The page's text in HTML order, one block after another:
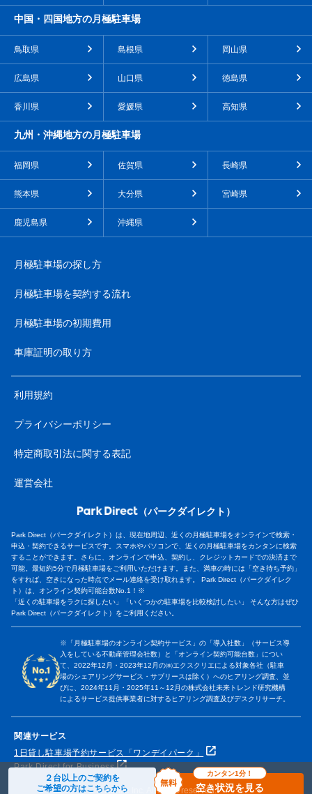
２台以上のご契約を
ご希望の方はこちらから
カンタン1分！
空き状況を見る
中国・四国地方の月極駐車場
鳥取県 島根県 岡山県
広島県 山口県 徳島県
香川県 愛媛県 高知県
九州・沖縄地方の月極駐車場
福岡県 佐賀県 長崎県
熊本県 大分県 宮崎県
鹿児島県 沖縄県
月極駐車場の探し方
月極駐車場を契約する流れ
月極駐車場の初期費用
車庫証明の取り方
利用規約
プライバシーポリシー
特定商取引法に関する表記
運営会社
（パークダイレクト）
Park Direct（パークダイレクト）は、現在地周辺、近くの月極駐車場をオンラインで検索・
申込・契約できるサービスです。スマホやパソコンで、近くの月極駐車場をカンタンに検索
することができます。さらに、オンラインで申込、契約し、クレジットカードでの決済まで
可能。最短約5分で月極駐車場をご利用いただけます。また、満車の時には「空き待ち予約」
をすれば、空きになった時点でメール連絡を受け取れます。 Park Direct（パークダイレク
ト）は、オンライン契約可能台数No.1！※
「近くの駐車場をラクに探したい」「いくつかの駐車場を比較検討したい」 そんな方はぜひ
Park Direct（パークダイレクト）をご利用ください。
※「月極駐車場のオンライン契約サービス」の「導入社数」（サービス導
入をしている不動産管理会社数）と「オンライン契約可能台数」につい
て、2022年12月・2023年12月の㈱エクスクリエによる対象各社（駐車
場のシェアリングサービス・サブリースは除く）へのヒアリング調査、並
びに、2024年11月・2025年11～12月の株式会社未来トレンド研究機構
によるサービス提供事業者に対するヒアリング調査及びデスクリサーチ。
関連サービス
1日貸し駐車場予約サービス「ワンデイパーク」
Park Direct for Business
© Nealle Inc. All rights reserved.